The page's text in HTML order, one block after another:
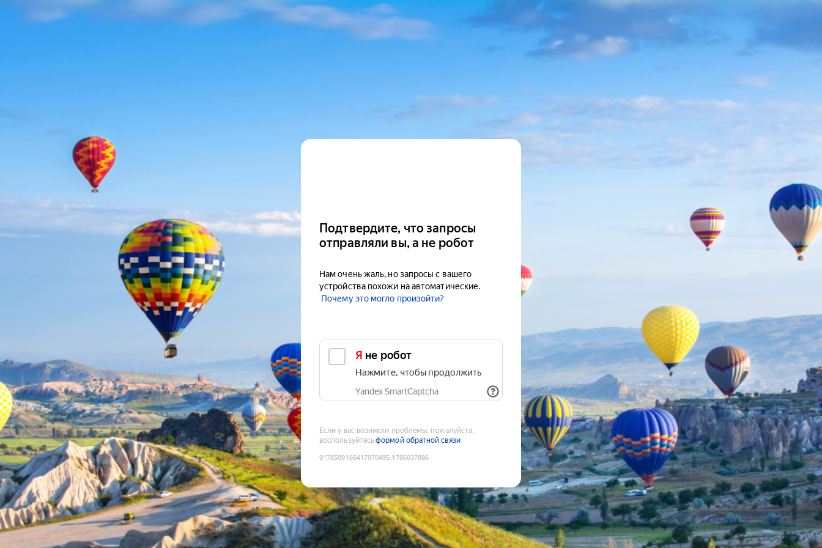
Подтвердите, что запросы
отправляли вы, а не робот
Нам очень жаль, но запросы с вашего
устройства похожи на автоматические.
Почему это могло произойти?
Я не робот
Нажмите, чтобы продолжить
Yandex SmartCaptcha
Если у вас возникли проблемы, пожалуйста,
воспользуйтесьформой обратной связи
9178509166417970495:1786037886